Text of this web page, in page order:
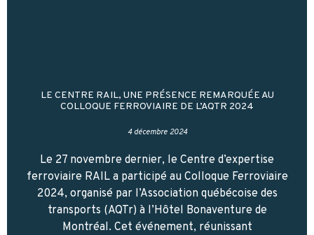
LE CENTRE RAIL, UNE PRÉSENCE REMARQUÉE AU
COLLOQUE FERROVIAIRE DE L’AQTR 2024
4 décembre 2024
Le 27 novembre dernier, le Centre d’expertise
ferroviaire RAIL a participé au Colloque Ferroviaire
2024, organisé par l’Association québécoise des
transports (AQTr) à l’Hôtel Bonaventure de
Montréal. Cet événement, réunissant